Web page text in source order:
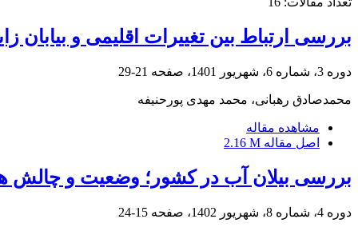
بررسی ارتباط بین تغییرات اقلیمی و بیابان
دوره 3، شماره 6، شهریور 1401، صفحه 21-29
محمدصادق رهبانی، محمد مهدی پورحنیفه
مشاهده مقاله
اصل مقاله 2.16 M
بررسی بیلان آب در کشور؛ وضعیت و چالش
دوره 4، شماره 8، شهریور 1402، صفحه 15-24